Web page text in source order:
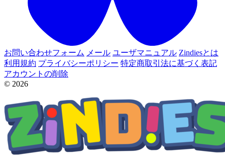
お問い合わせフォーム メール ユーザマニュアル Zindiesとは
利用規約 プライバシーポリシー 特定商取引法に基づく表記
アカウントの削除
© 2026